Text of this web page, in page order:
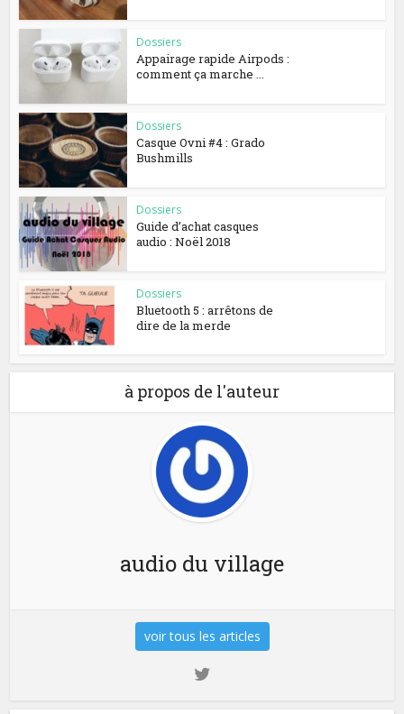
Dossiers
Appairage rapide Airpods :
comment ça marche ...
Dossiers
Casque Ovni #4 : Grado
Bushmills
Dossiers
Guide d’achat casques
audio : Noël 2018
Dossiers
Bluetooth 5 : arrêtons de
dire de la merde
à propos de l'auteur
audio du village
voir tous les articles